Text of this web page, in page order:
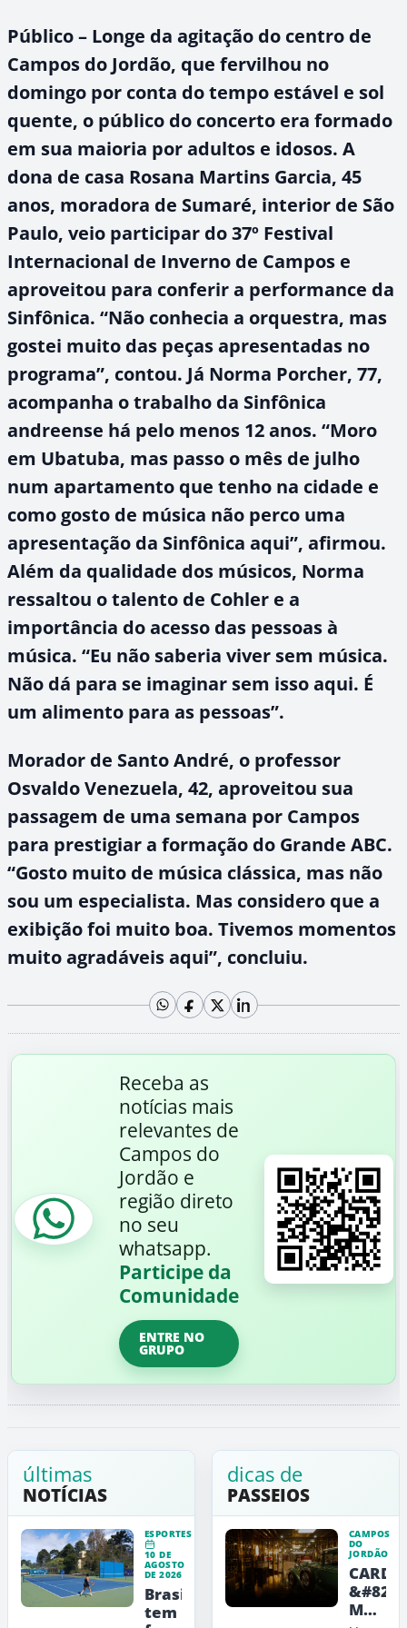
Público – Longe da agitação do centro de
Campos do Jordão, que fervilhou no
domingo por conta do tempo estável e sol
quente, o público do concerto era formado
em sua maioria por adultos e idosos. A
dona de casa Rosana Martins Garcia, 45
anos, moradora de Sumaré, interior de São
Paulo, veio participar do 37º Festival
Internacional de Inverno de Campos e
aproveitou para conferir a performance da
Sinfônica. “Não conhecia a orquestra, mas
gostei muito das peças apresentadas no
programa”, contou. Já Norma Porcher, 77,
acompanha o trabalho da Sinfônica
andreense há pelo menos 12 anos. “Moro
em Ubatuba, mas passo o mês de julho
num apartamento que tenho na cidade e
como gosto de música não perco uma
apresentação da Sinfônica aqui”, afirmou.
Além da qualidade dos músicos, Norma
ressaltou o talento de Cohler e a
importância do acesso das pessoas à
música. “Eu não saberia viver sem música.
Não dá para se imaginar sem isso aqui. É
um alimento para as pessoas”.
Morador de Santo André, o professor
Osvaldo Venezuela, 42, aproveitou sua
passagem de uma semana por Campos
para prestigiar a formação do Grande ABC.
“Gosto muito de música clássica, mas não
sou um especialista. Mas considero que a
exibição foi muito boa. Tivemos momentos
muito agradáveis aqui”, concluiu.
Receba as
notícias mais
relevantes de
Campos do
Jordão e
região direto
no seu
whatsapp.
Participe da
Comunidade
ENTRE NO
GRUPO
últimas
NOTÍCIAS
ESPORTES
10 DE
AGOSTO
DE 2026
Brasil
tem
dicas de
PASSEIOS
CAMPOS
DO
JORDÃO
CARDE
Museu